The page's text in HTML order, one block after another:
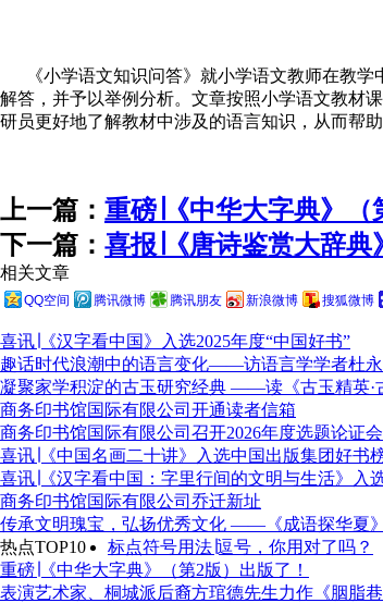
《小学语文知识问答》就小学语文教师在教学
解答，并予以举例分析。文章按照小学语文教材
研员更好地了解教材中涉及的语言知识，从而帮
上一篇： 重磅∣《中华大字典》（
下一篇： 喜报∣《唐诗鉴赏大辞
相关文章
QQ空间 腾讯微博 腾讯朋友 新浪微博 搜狐微博
喜讯∣《汉字看中国》入选2025年度“中国好书”
趣话时代浪潮中的语言变化——访语言学学者杜
凝聚家学积淀的古玉研究经典 ——读《古玉精英·
商务印书馆国际有限公司开通读者信箱
商务印书馆国际有限公司召开2026年度选题论证会
喜讯∣《中国名画二十讲》入选中国出版集团好书
喜讯∣《汉字看中国：字里行间的文明与生活》入
商务印书馆国际有限公司乔迁新址
传承文明瑰宝，弘扬优秀文化 ——《成语探华夏
热点TOP10
标点符号用法∣逗号，你用对了吗？
重磅∣《中华大字典》（第2版）出版了！
表演艺术家、桐城派后裔方琯德先生力作《胭脂